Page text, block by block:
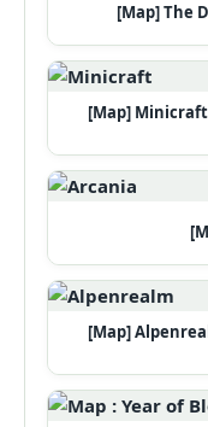
[Map] The
[Map]
[Map]